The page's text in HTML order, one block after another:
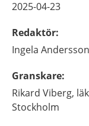
2025-04-23
Redaktör:
Ingela
Granskare:
Rikard Viberg,
Stockholm